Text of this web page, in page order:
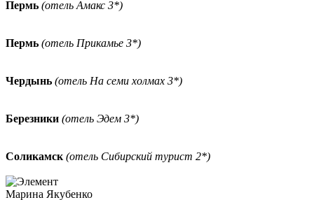
Пермь (отель Амакс 3*)
Пермь (отель Прикамье 3*)
Чердынь (отель На семи холмах 3*)
Березники (отель Эдем 3*)
Соликамск (отель Сибирский турист 2*)
Марина Якубенко